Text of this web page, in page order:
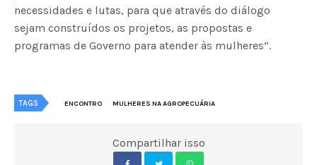
necessidades e lutas, para que através do diálogo
sejam construídos os projetos, as propostas e
programas de Governo para atender às mulheres”.
TAGS ENCONTRO MULHERES NA AGROPECUÁRIA
Compartilhar isso